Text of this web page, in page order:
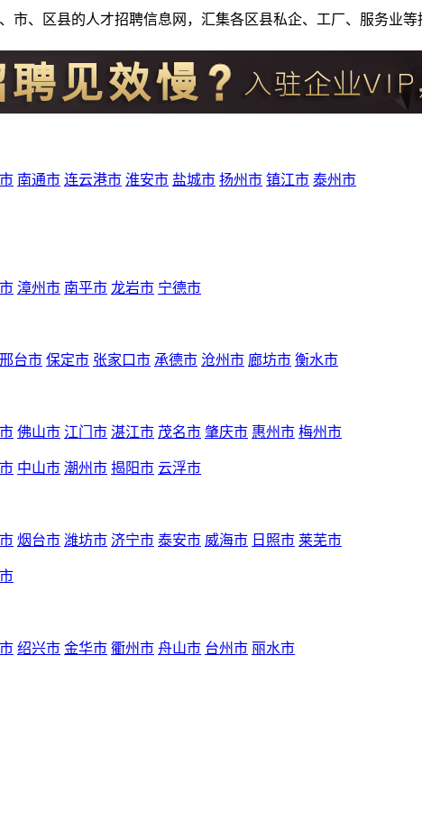
市、区县的人才招聘信息网，汇集各区县私企、工厂、服务业
南通市 连云港市 淮安市 盐城市 扬州市 镇江市 泰州市
漳州市 南平市 龙岩市 宁德市
邢台市 保定市 张家口市 承德市 沧州市 廊坊市 衡水市
佛山市 江门市 湛江市 茂名市 肇庆市 惠州市 梅州市
中山市 潮州市 揭阳市 云浮市
烟台市 潍坊市 济宁市 泰安市 威海市 日照市 莱芜市
绍兴市 金华市 衢州市 舟山市 台州市 丽水市